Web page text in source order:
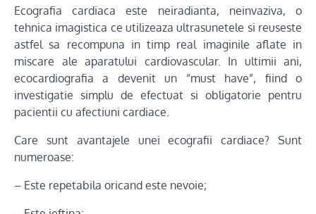
Ecografia cardiaca este neiradianta, neinvaziva, o
tehnica imagistica ce utilizeaza ultrasunetele si reuseste
astfel sa recompuna in timp real imaginile aflate in
miscare ale aparatului cardiovascular. In ultimii ani,
ecocardiografia a devenit un “must have”, fiind o
investigatie simplu de efectuat si obligatorie pentru
pacientii cu afectiuni cardiace.
Care sunt avantajele unei ecografii cardiace? Sunt
numeroase:
– Este repetabila oricand este nevoie;